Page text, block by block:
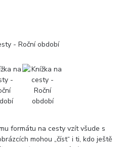
formátu na cesty vzít všude s
mohou „číst“ i ti, kdo ještě